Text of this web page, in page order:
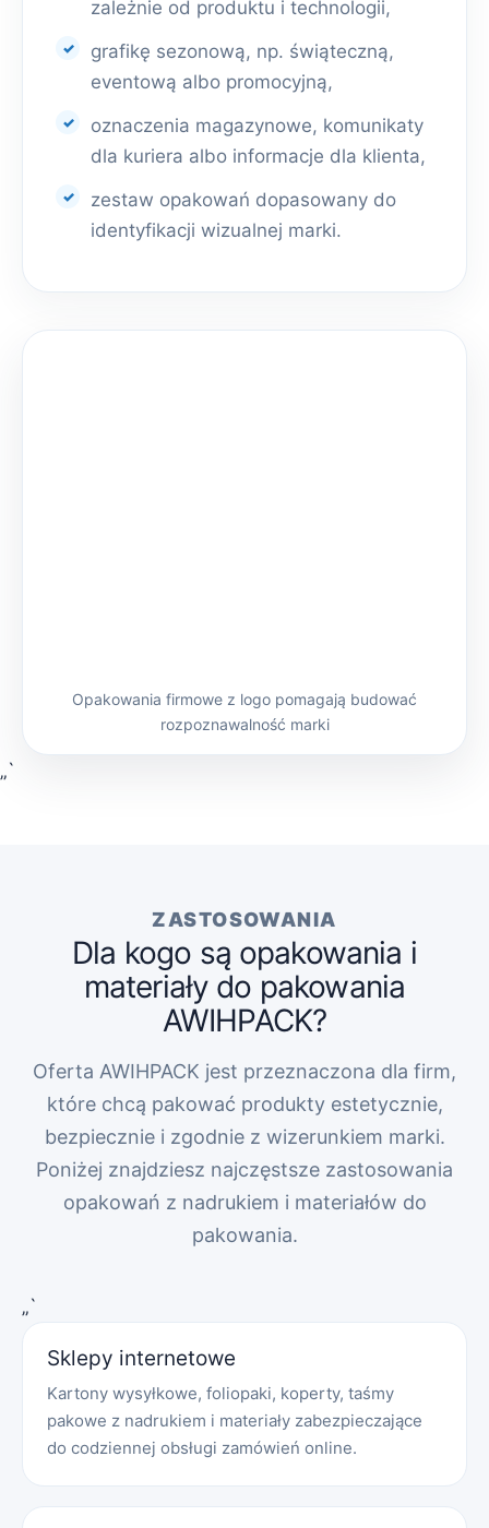
zależnie od produktu i technologii,
grafikę sezonową, np. świąteczną,
eventową albo promocyjną,
oznaczenia magazynowe, komunikaty
dla kuriera albo informacje dla klienta,
zestaw opakowań dopasowany do
identyfikacji wizualnej marki.
Opakowania firmowe z logo pomagają budować
rozpoznawalność marki
„`
ZASTOSOWANIA
Dla kogo są opakowania i
materiały do pakowania
AWIHPACK?
Oferta AWIHPACK jest przeznaczona dla firm,
które chcą pakować produkty estetycznie,
bezpiecznie i zgodnie z wizerunkiem marki.
Poniżej znajdziesz najczęstsze zastosowania
opakowań z nadrukiem i materiałów do
pakowania.
„`
Sklepy internetowe
Kartony wysyłkowe, foliopaki, koperty, taśmy
pakowe z nadrukiem i materiały zabezpieczające
do codziennej obsługi zamówień online.